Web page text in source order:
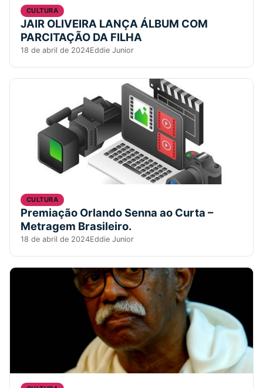
CULTURA
JAIR OLIVEIRA LANÇA ÁLBUM COM
PARCITAÇÃO DA FILHA
18 de abril de 2024Eddie Junior
CULTURA
Premiação Orlando Senna ao Curta –
Metragem Brasileiro.
18 de abril de 2024Eddie Junior